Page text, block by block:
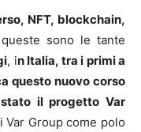
NFT, blockchain,
sono le tante
, in Italia, tra i primi a
questo nuovo corso
il progetto Var
Var Group come polo